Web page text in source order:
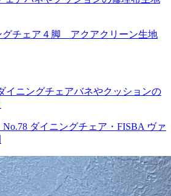
グチェア４脚 アクアクリーン生地
イニングチェアバネやクッションの
No.78 ダイニングチェア・FISBA ヴァ